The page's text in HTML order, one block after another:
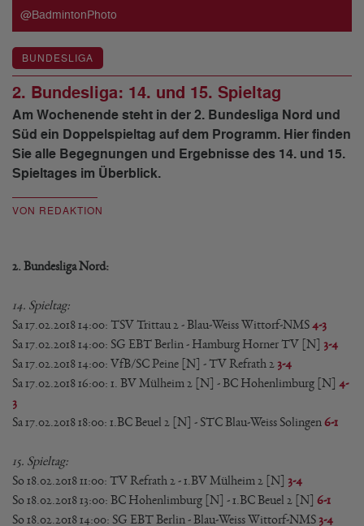
@BadmintonPhoto
BUNDESLIGA
2. Bundesliga: 14. und 15. Spieltag
Am Wochenende steht in der 2. Bundesliga Nord und
Süd ein Doppelspieltag auf dem Programm. Hier finden
Sie alle Begegnungen und Ergebnisse des 14. und 15.
Spieltages im Überblick.
VON REDAKTION
2. Bundesliga Nord:
14. Spieltag:
Sa 17.02.2018 14:00: TSV Trittau 2 - Blau-Weiss Wittorf-NMS4-3
Sa 17.02.2018 14:00: SG EBT Berlin - Hamburg Horner TV [N] 3-4
Sa 17.02.2018 14:00: VfB/SC Peine [N] - TV Refrath 23-4
Sa 17.02.2018 16:00: 1. BV Mülheim 2 [N] - BC Hohenlimburg [N] 4-
3
Sa 17.02.2018 18:00: 1.BC Beuel 2 [N] - STC Blau-Weiss Solingen 6-1
15. Spieltag:
So 18.02.2018 11:00: TV Refrath 2 - 1.BV Mülheim 2 [N] 3-4
So 18.02.2018 13:00: BC Hohenlimburg [N] - 1.BC Beuel 2 [N] 6-1
So 18.02.2018 14:00: SG EBT Berlin - Blau-Weiss Wittorf-NMS3-4